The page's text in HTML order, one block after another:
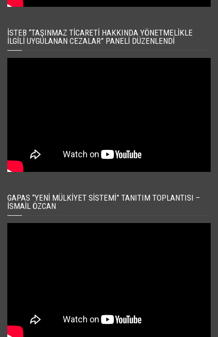
İSTEB “TAŞINMAZ TICARETI HAKKINDA YÖNETMELIKLE
İLGILI UYGULANAN CEZALAR” PANELI DÜZENLENDI
GAPAS “YENI MÜLKIYET SISTEMI” TANITIM TOPLANTISI –
İSMAIL ÖZCAN